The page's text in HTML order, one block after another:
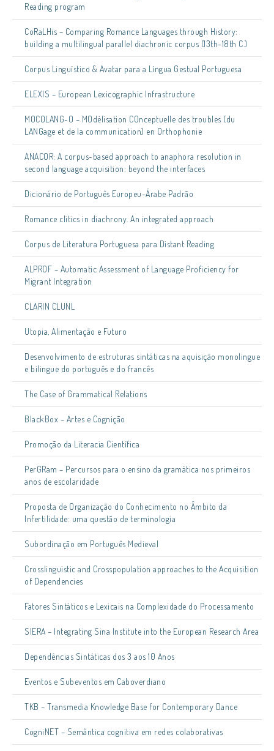
Reading program
CoRaLHis – Comparing Romance Languages through History:
building a multilingual parallel diachronic corpus (13th-18th C.)
Corpus Linguístico & Avatar para a Língua Gestual Portuguesa
ELEXIS – European Lexicographic Infrastructure
MOCOLANG-O – MOdélisation COnceptuelle des troubles (du
LANGage et de la communication) en Orthophonie
ANACOR: A corpus-based approach to anaphora resolution in
second language acquisition: beyond the interfaces
Dicionário de Português Europeu-Árabe Padrão
Romance clitics in diachrony. An integrated approach
Corpus de Literatura Portuguesa para Distant Reading
ALPROF – Automatic Assessment of Language Proficiency for
Migrant Integration
CLARIN CLUNL
Utopia, Alimentação e Futuro
Desenvolvimento de estruturas sintáticas na aquisição monolingue
e bilingue do português e do francês
The Case of Grammatical Relations
BlackBox – Artes e Cognição
Promoção da Literacia Científica
PerGRam – Percursos para o ensino da gramática nos primeiros
anos de escolaridade
Proposta de Organização do Conhecimento no Âmbito da
Infertilidade: uma questão de terminologia
Subordinação em Português Medieval
Crosslinguistic and Crosspopulation approaches to the Acquisition
of Dependencies
Fatores Sintáticos e Lexicais na Complexidade do Processamento
SIERA – Integrating Sina Institute into the European Research Area
Dependências Sintáticas dos 3 aos 10 Anos
Eventos e Subeventos em Caboverdiano
TKB – Transmedia Knowledge Base for Contemporary Dance
CogniNET – Semântica cognitiva em redes colaborativas